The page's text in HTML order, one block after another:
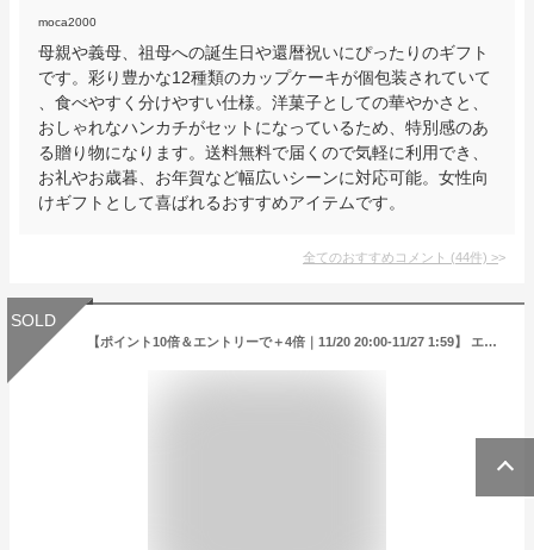
moca2000
母親や義母、祖母への誕生日や還暦祝いにぴったりのギフト
です。彩り豊かな12種類のカップケーキが個包装されていて
、食べやすく分けやすい仕様。洋菓子としての華やかさと、
おしゃれなハンカチがセットになっているため、特別感のあ
る贈り物になります。送料無料で届くので気軽に利用でき、
お礼やお歳暮、お年賀など幅広いシーンに対応可能。女性向
けギフトとして喜ばれるおすすめアイテムです。
全てのおすすめコメント (44件) >
SOLD
【ポイント10倍＆エントリーで＋4倍｜11/20 20:00‐11/27 1:59】 エスティ ローダー ピュア カラー エンヴィ カラー リプレニッシュ リップ バーム ESTEE LAUDER | リップスティック 下地 保湿 リップケア リップバーム リップ下地 保湿リップ メイクアップ メイク 化粧品